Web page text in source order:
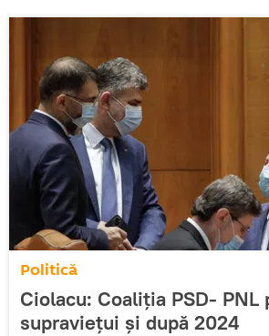
Politică
Ciolacu: Coaliția PSD- PNL
supraviețui și după 2024